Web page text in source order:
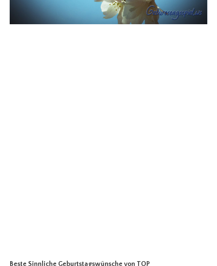
Beste Sinnliche Geburtstagswünsche von TOP